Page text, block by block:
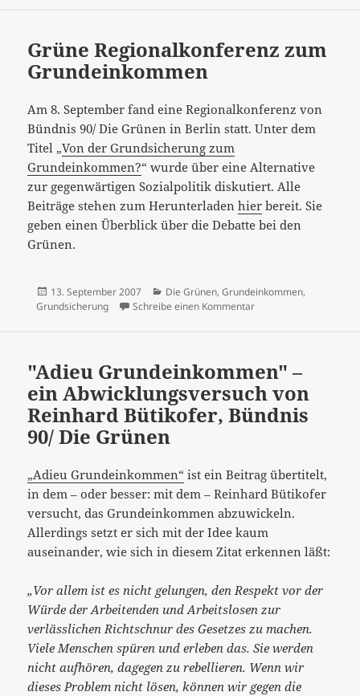
Grüne Regionalkonferenz zum
Grundeinkommen
Am 8. September fand eine Regionalkonferenz von
Bündnis 90/ Die Grünen in Berlin statt. Unter dem
Titel „Von der Grundsicherung zum
Grundeinkommen?“ wurde über eine Alternative
zur gegenwärtigen Sozialpolitik diskutiert. Alle
Beiträge stehen zum Herunterladenhier bereit. Sie
geben einen Überblick über die Debatte bei den
Grünen.
Veröffentlicht
am
13. September 2007 Kategorien
Die Grünen, Grundeinkommen,
Grundsicherung
Schreibe einen Kommentarzu Grüne
"Adieu Grundeinkommen" –
ein Abwicklungsversuch von
Reinhard Bütikofer, Bündnis
90/ Die Grünen
„Adieu Grundeinkommen“ ist ein Beitrag übertitelt,
in dem – oder besser: mit dem – Reinhard Bütikofer
versucht, das Grundeinkommen abzuwickeln.
Allerdings setzt er sich mit der Idee kaum
auseinander, wie sich in diesem Zitat erkennen läßt:
„Vor allem ist es nicht gelungen, den Respekt vor der
Würde der Arbeitenden und Arbeitslosen zur
verlässlichen Richtschnur des Gesetzes zu machen.
Viele Menschen spüren und erleben das. Sie werden
nicht aufhören, dagegen zu rebellieren. Wenn wir
dieses Problem nicht lösen, können wir gegen die